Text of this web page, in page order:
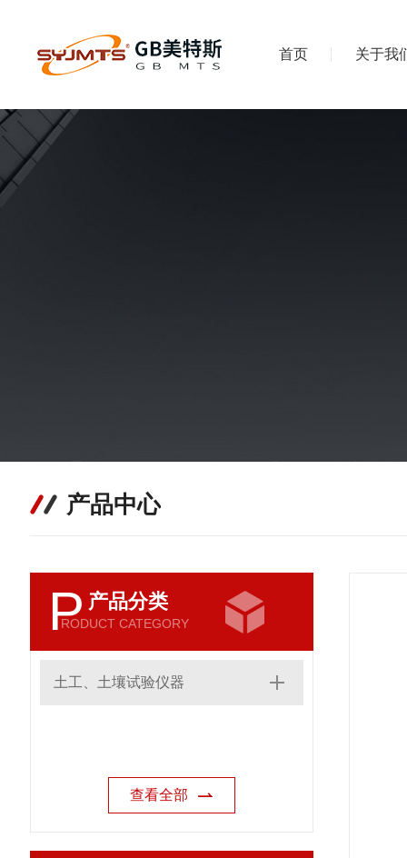
首页 关于我
产品中心
P 产品分类
RODUCT CATEGORY
土工、土壤试验仪器
查看全部